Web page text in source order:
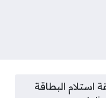
استلام البطاقة